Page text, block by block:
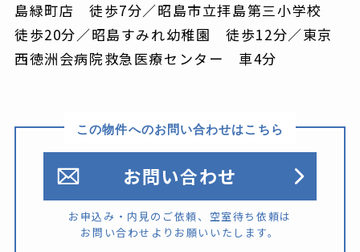
島緑町店 徒歩7分／昭島市立拝島第三小学校
徒歩20分／昭島すみれ幼稚園 徒歩12分／東京
西徳洲会病院救急医療センター 車4分
この物件へのお問い合わせはこちら
お問い合わせ
お申込み・内見のご依頼、空室待ち依頼は
お問い合わせよりお願いいたします。